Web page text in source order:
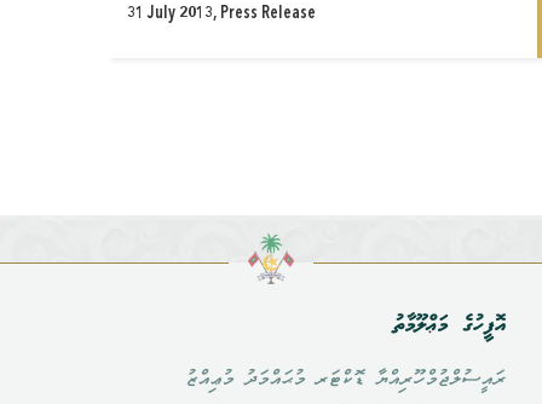
31 July 2013, Press Release
އޮފީހުގެ މަޢްލޫމާތު
ރައީސުލްޖުމްހޫރިއްޔާ ޑޮކްޓަރ މުޙައްމަދު މުޢިއްޒު